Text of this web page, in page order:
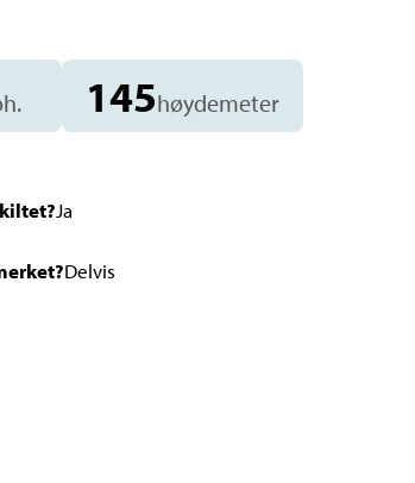
145høydemeter
Ja
Delvis